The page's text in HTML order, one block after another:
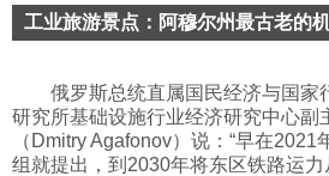
工业旅游景点：阿穆尔州最古老的
俄罗斯总统直属国民经济与国家
研究所基础设施行业经济研究中心副
（Dmitry Agafonov）说：“早在
组就提出，到2030年将东区铁路运